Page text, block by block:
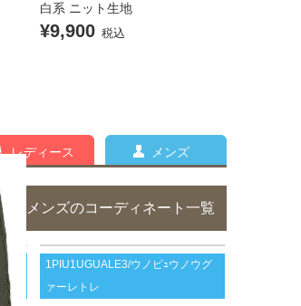
白系 ニット生地
¥9,900 税込
レディース メンズ
メンズのコーディネート一覧
1PIU1UGUALE3/ウノピｭウノウグ
ァーレトレ